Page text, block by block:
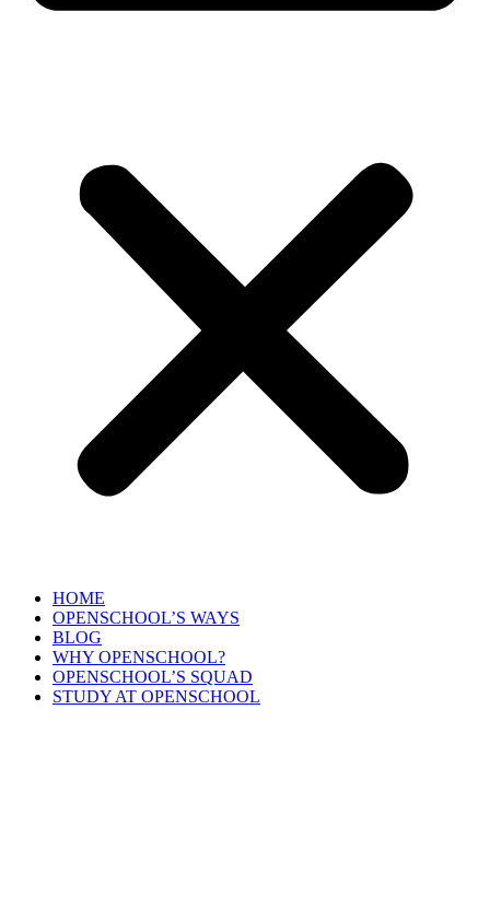
HOME
OPENSCHOOL’S WAYS
BLOG
WHY OPENSCHOOL?
OPENSCHOOL’S SQUAD
STUDY AT OPENSCHOOL